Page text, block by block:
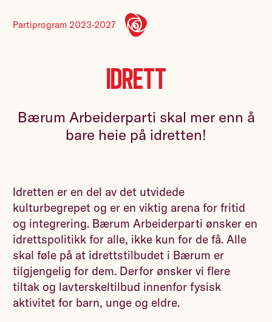
Partiprogram 2023-2027
Idrett
Bærum Arbeiderparti skal mer enn å
bare heie på idretten!
Idretten er en del av det utvidede
kulturbegrepet og er en viktig arena for fritid
og integrering. Bærum Arbeiderparti ønsker en
idrettspolitikk for alle, ikke kun for de få. Alle
skal føle på at idrettstilbudet i Bærum er
tilgjengelig for dem. Derfor ønsker vi flere
tiltak og lavterskeltilbud innenfor fysisk
aktivitet for barn, unge og eldre.